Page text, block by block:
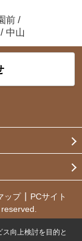
前 /
/ 中山
ップ
PCサイト
向上検討を目的と